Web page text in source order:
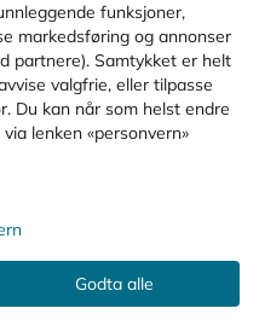
funksjoner,
markedsføring og annonser
partnere). Samtykket er helt
valgfrie, eller tilpasse
Du kan når som helst endre
lenken «personvern»
Godta alle